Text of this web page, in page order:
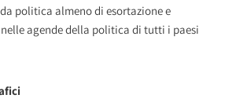
politica almeno di esortazione e
agende della politica di tutti i paesi